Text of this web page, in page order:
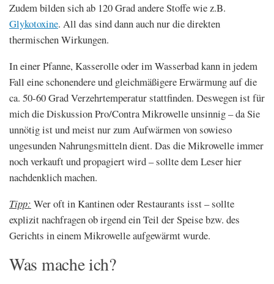
Zudem bilden sich ab 120 Grad andere Stoffe wie z.B.
Glykotoxine. All das sind dann auch nur die direkten
thermischen Wirkungen.
In einer Pfanne, Kasserolle oder im Wasserbad kann in jedem
Fall eine schonendere und gleichmäßigere Erwärmung auf die
ca. 50-60 Grad Verzehrtemperatur stattfinden. Deswegen ist für
mich die Diskussion Pro/Contra Mikrowelle unsinnig – da Sie
unnötig ist und meist nur zum Aufwärmen von sowieso
ungesunden Nahrungsmitteln dient. Das die Mikrowelle immer
noch verkauft und propagiert wird – sollte dem Leser hier
nachdenklich machen.
Tipp: Wer oft in Kantinen oder Restaurants isst – sollte
explizit nachfragen ob irgend ein Teil der Speise bzw. des
Gerichts in einem Mikrowelle aufgewärmt wurde.
Was mache ich?